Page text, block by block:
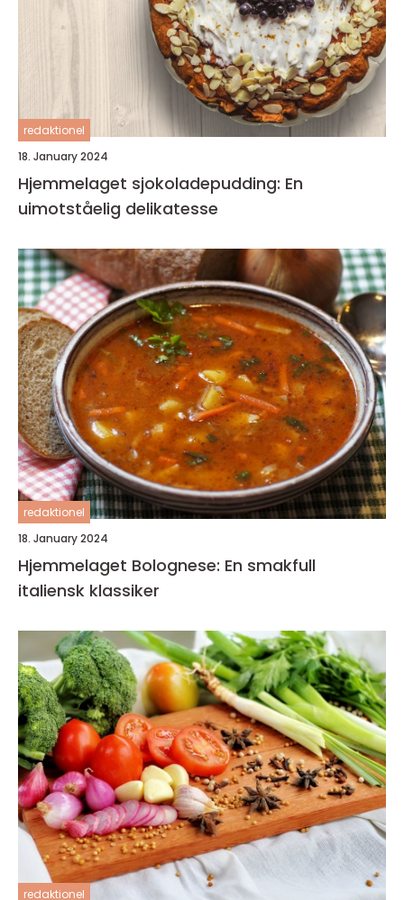
redaktionel
18. January 2024
Hjemmelaget sjokoladepudding: En
uimotståelig delikatesse
redaktionel
18. January 2024
Hjemmelaget Bolognese: En smakfull
italiensk klassiker
redaktionel